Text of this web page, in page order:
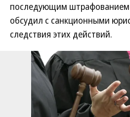
последующим штрафованием
обсудил с санкционными
следствия этих действий.